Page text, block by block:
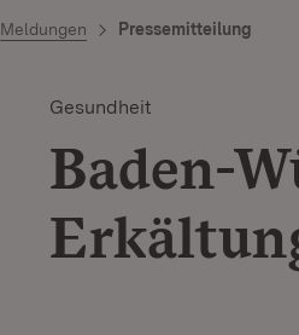
Meldungen Pressemitteilung
Gesundheit
Baden-